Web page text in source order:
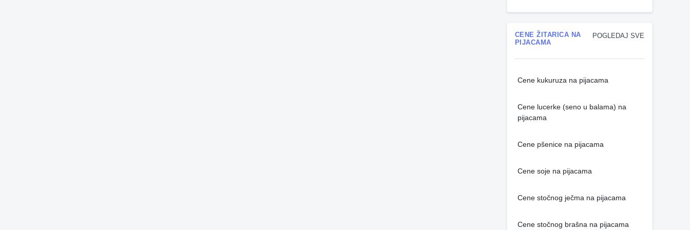
POGLEDAJ SVE
CENE ŽITARICA NA
PIJACAMA
Cene kukuruza na pijacama
Cene lucerke (seno u balama) na
pijacama
Cene pšenice na pijacama
Cene soje na pijacama
Cene stočnog ječma na pijacama
Cene stočnog brašna na pijacama